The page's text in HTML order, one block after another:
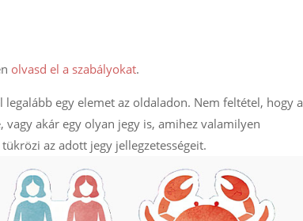
olvasd el a szabályokat.
egy elemet az oldaladon. Nem feltétel, hogy a
vagy akár egy olyan jegy is, amihez valamilyen
az adott jegy jellegzetességeit.